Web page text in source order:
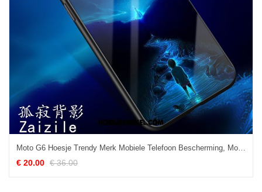
Moto G6 Hoesje Trendy Merk Mobiele Telefoon Bescherming, Moto G6 Hoesje Blauw Zacht
€ 20.00 € 36.00